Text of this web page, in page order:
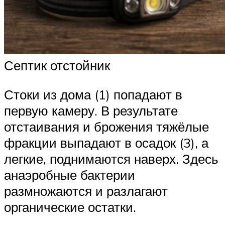
Септик отстойник
Стоки из дома (1) попадают в
первую камеру. В результате
отстаивания и брожения тяжёлые
фракции выпадают в осадок (3), а
легкие, поднимаются наверх. Здесь
анаэробные бактерии
размножаются и разлагают
органические остатки.